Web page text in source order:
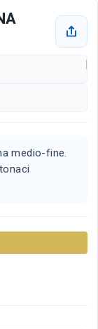
medio-fine.